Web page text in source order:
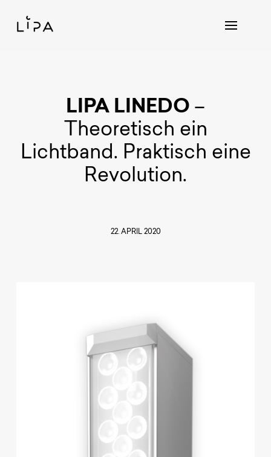
LIPA LINEDO –
Theoretisch ein
Lichtband. Praktisch eine
Revolution.
22. APRIL 2020